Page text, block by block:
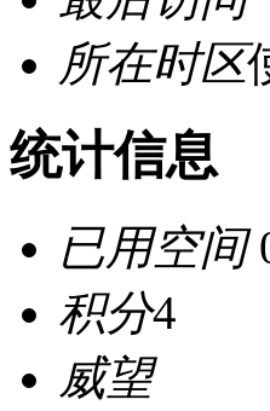
所在时区
统计信息
已用空间
积分4
威望